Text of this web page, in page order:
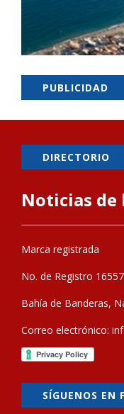
PUBLICIDAD
DIRECTORIO
Noticias de
Marca registrada
No. de Registro
Bahía de Banderas,
Correo electrónico:
SÍGUENOS EN